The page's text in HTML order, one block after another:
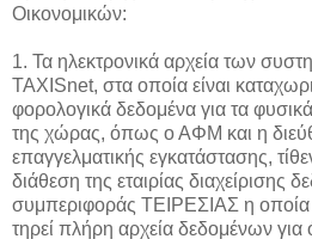
Οικονομικών:
1. Τα ηλεκτρονικά αρχεία των
ΤΑΧΙSnet, στα οποία είναι
φορολογικά δεδομένα για τα
της χώρας, όπως ο ΑΦΜ και η
επαγγελματικής εγκατάστασης,
διάθεση της εταιρίας διαχείρισης
συμπεριφοράς ΤΕΙΡΕΣΙΑΣ η
τηρεί πλήρη αρχεία δεδομένων για